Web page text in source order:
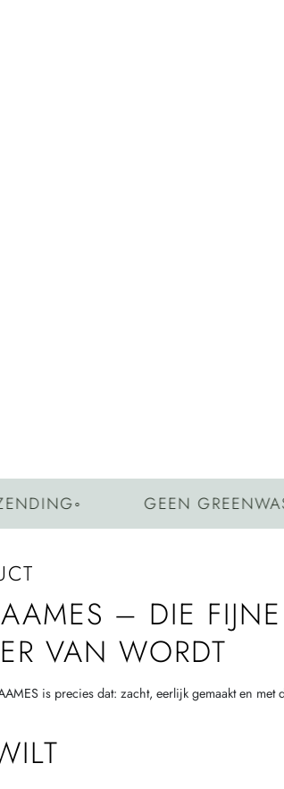
◦ GEEN
– DIE
VAN WORDT
is precies dat: zacht, eerlijk gemaakt en